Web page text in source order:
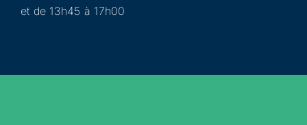
et de 13h45 à 17h00